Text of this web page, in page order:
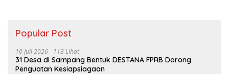
Popular Post
10 Juli 2026 113 Lihat
31 Desa di Sampang Bentuk DESTANA FPRB Dorong
Penguatan Kesiapsiagaan